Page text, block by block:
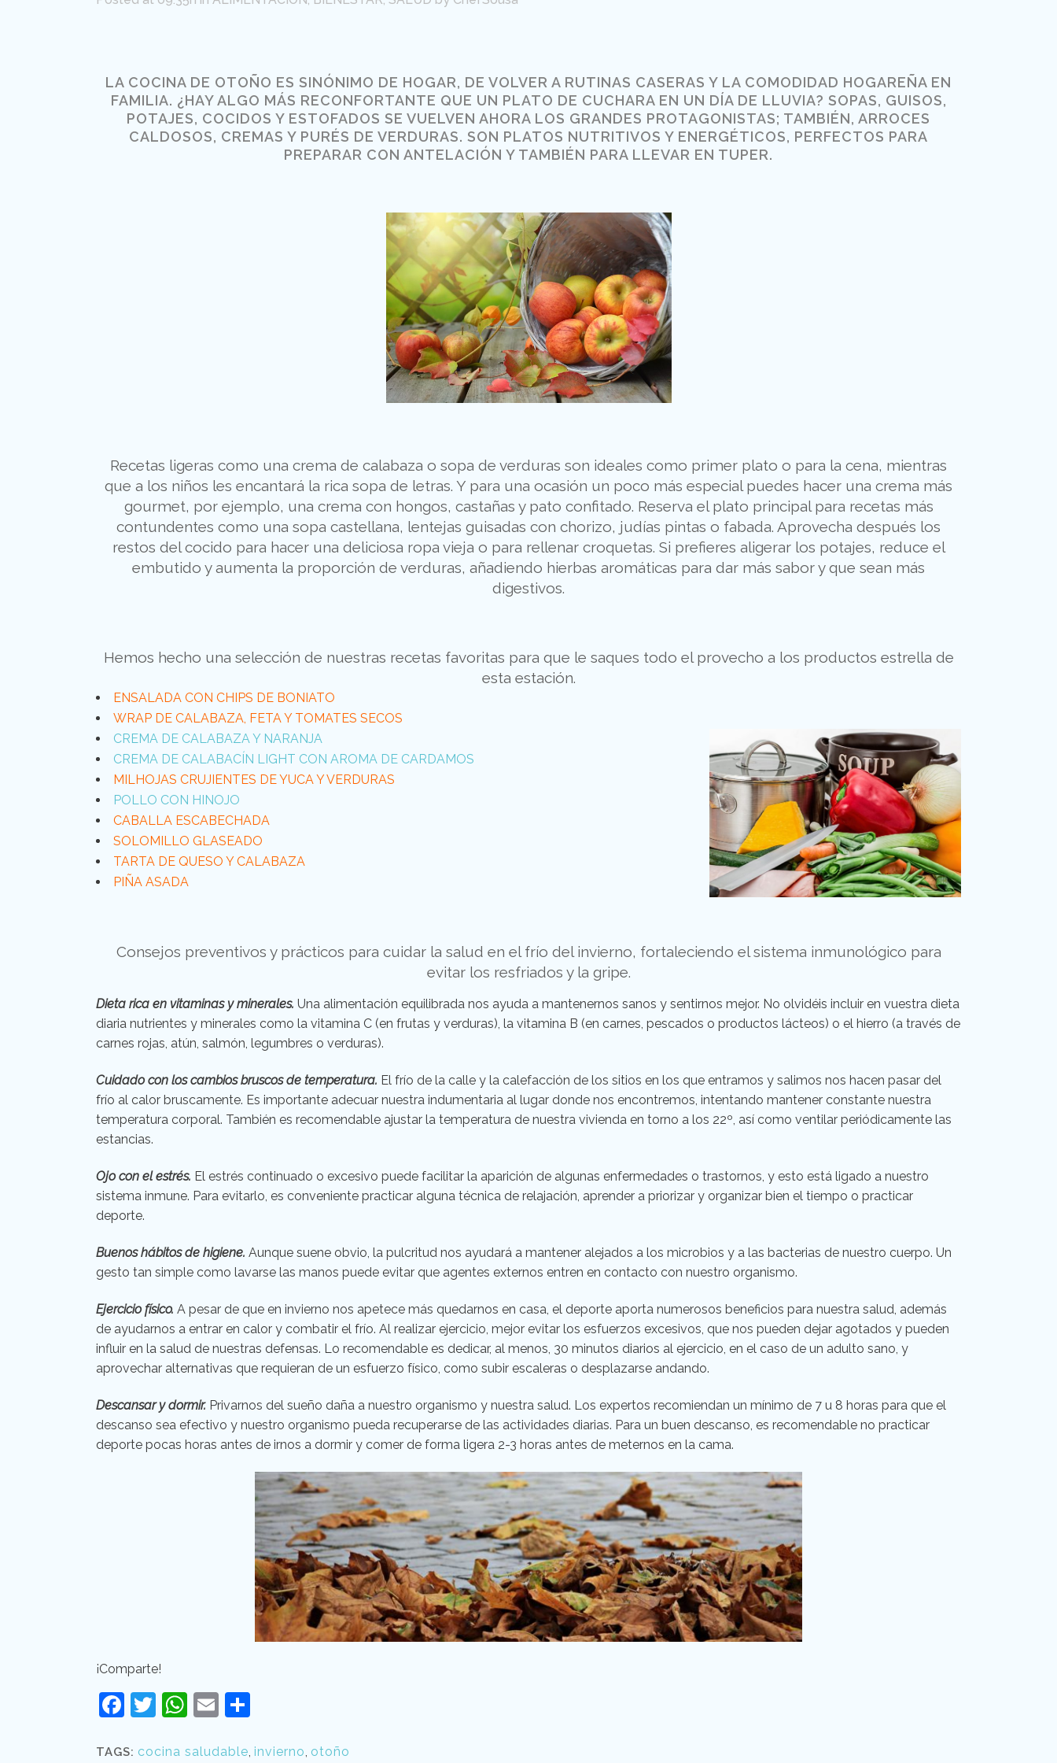
LA COCINA DE OTOÑO ES SINÓNIMO DE HOGAR, DE VOLVER A RUTINAS CASERAS Y LA COMODIDAD HOGAREÑA EN
FAMILIA. ¿HAY ALGO MÁS RECONFORTANTE QUE UN PLATO DE CUCHARA EN UN DÍA DE LLUVIA? SOPAS, GUISOS,
POTAJES, COCIDOS Y ESTOFADOS SE VUELVEN AHORA LOS GRANDES PROTAGONISTAS; TAMBIÉN, ARROCES
CALDOSOS, CREMAS Y PURÉS DE VERDURAS. SON PLATOS NUTRITIVOS Y ENERGÉTICOS, PERFECTOS PARA
PREPARAR CON ANTELACIÓN Y TAMBIÉN PARA LLEVAR EN TUPER.
Recetas ligeras como una crema de calabaza o sopa de verduras son ideales como primer plato o para la cena, mientras
que a los niños les encantará la rica sopa de letras. Y para una ocasión un poco más especial puedes hacer una crema más
gourmet, por ejemplo, una crema con hongos, castañas y pato confitado. Reserva el plato principal para recetas más
contundentes como una sopa castellana, lentejas guisadas con chorizo, judías pintas o fabada. Aprovecha después los
restos del cocido para hacer una deliciosa ropa vieja o para rellenar croquetas. Si prefieres aligerar los potajes, reduce el
embutido y aumenta la proporción de verduras, añadiendo hierbas aromáticas para dar más sabor y que sean más
digestivos.
Hemos hecho una selección de nuestras recetas favoritas para que le saques todo el provecho a los productos estrella de
esta estación.
ENSALADA CON CHIPS DE BONIATO
WRAP DE CALABAZA, FETA Y TOMATES SECOS
CREMA DE CALABAZA Y NARANJA
CREMA DE CALABACÍN LIGHT CON AROMA DE CARDAMOS
MILHOJAS CRUJIENTES DE YUCA Y VERDURAS
POLLO CON HINOJO
CABALLA ESCABECHADA
SOLOMILLO GLASEADO
TARTA DE QUESO Y CALABAZA
PIÑA ASADA
Consejos preventivos y prácticos para cuidar la salud en el frío del invierno, fortaleciendo el sistema inmunológico para
evitar los resfriados y la gripe.
Dieta rica en vitaminas y minerales. Una alimentación equilibrada nos ayuda a mantenernos sanos y sentirnos mejor. No olvidéis incluir en vuestra dieta
diaria nutrientes y minerales como la vitamina C (en frutas y verduras), la vitamina B (en carnes, pescados o productos lácteos) o el hierro (a través de
carnes rojas, atún, salmón, legumbres o verduras).
Cuidado con los cambios bruscos de temperatura. El frío de la calle y la calefacción de los sitios en los que entramos y salimos nos hacen pasar del
frío al calor bruscamente. Es importante adecuar nuestra indumentaria al lugar donde nos encontremos, intentando mantener constante nuestra
temperatura corporal. También es recomendable ajustar la temperatura de nuestra vivienda en torno a los 22º, así como ventilar periódicamente las
estancias.
Ojo con el estrés. El estrés continuado o excesivo puede facilitar la aparición de algunas enfermedades o trastornos, y esto está ligado a nuestro
sistema inmune. Para evitarlo, es conveniente practicar alguna técnica de relajación, aprender a priorizar y organizar bien el tiempo o practicar
deporte.
Buenos hábitos de higiene. Aunque suene obvio, la pulcritud nos ayudará a mantener alejados a los microbios y a las bacterias de nuestro cuerpo. Un
gesto tan simple como lavarse las manos puede evitar que agentes externos entren en contacto con nuestro organismo.
Ejercicio físico. A pesar de que en invierno nos apetece más quedarnos en casa, el deporte aporta numerosos beneficios para nuestra salud, además
de ayudarnos a entrar en calor y combatir el frío. Al realizar ejercicio, mejor evitar los esfuerzos excesivos, que nos pueden dejar agotados y pueden
influir en la salud de nuestras defensas. Lo recomendable es dedicar, al menos, 30 minutos diarios al ejercicio, en el caso de un adulto sano, y
aprovechar alternativas que requieran de un esfuerzo físico, como subir escaleras o desplazarse andando.
Descansar y dormir. Privarnos del sueño daña a nuestro organismo y nuestra salud. Los expertos recomiendan un mínimo de 7 u 8 horas para que el
descanso sea efectivo y nuestro organismo pueda recuperarse de las actividades diarias. Para un buen descanso, es recomendable no practicar
deporte pocas horas antes de irnos a dormir y comer de forma ligera 2-3 horas antes de meternos en la cama.
¡Comparte!
Facebook
Twitter
WhatsApp
Email
TAGS: cocina saludable, invierno, otoño